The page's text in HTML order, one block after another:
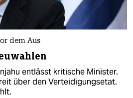
dem Aus
entlässt kritische Minister.
über den Verteidigungsetat.